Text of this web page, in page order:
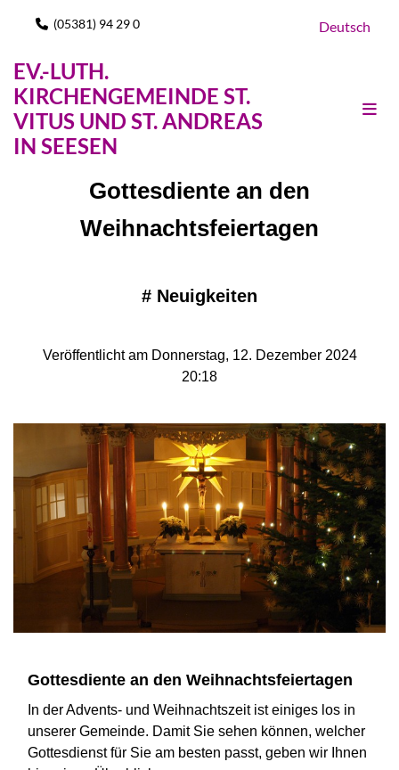
 (05381) 94 29 0 Deutsch
EV.-LUTH.
KIRCHENGEMEINDE ST.
VITUS UND ST. ANDREAS
IN SEESEN
Gottesdiente an den
Weihnachtsfeiertagen
# Neuigkeiten
Veröffentlicht am Donnerstag, 12. Dezember 2024
20:18
Gottesdiente an den Weihnachtsfeiertagen
In der Advents- und Weihnachtszeit ist einiges los in
unserer Gemeinde. Damit Sie sehen können, welcher
Gottesdienst für Sie am besten passt, geben wir Ihnen